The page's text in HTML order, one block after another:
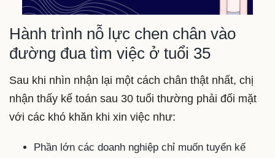
Hành trình nỗ lực chen chân vào
đường đua tìm việc ở tuổi 35
Sau khi nhìn nhận lại một cách chân thật nhất, chị
nhận thấy kế toán sau 30 tuổi thường phải đối mặt
với các khó khăn khi xin việc như:
Phần lớn các doanh nghiệp chỉ muốn tuyển kế